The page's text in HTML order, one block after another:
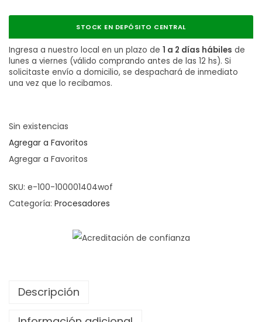
STOCK EN DEPÓSITO CENTRAL
Ingresa a nuestro local en un plazo de 1 a 2 días hábiles de
lunes a viernes (válido comprando antes de las 12 hs). Si
solicitaste envío a domicilio, se despachará de inmediato
una vez que lo recibamos.
Sin existencias
Agregar a Favoritos
Agregar a Favoritos
SKU: e-100-100001404wof
Categoría: Procesadores
Descripción